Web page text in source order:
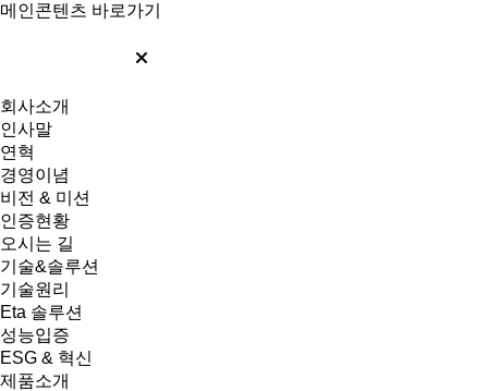
메인콘텐츠 바로가기
회사소개
인사말
연혁
경영이념
비전 & 미션
인증현황
오시는 길
기술&솔루션
기술원리
Eta 솔루션
성능입증
ESG & 혁신
제품소개